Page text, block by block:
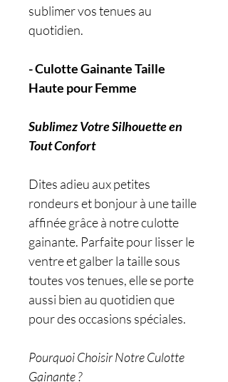
sublimer vos tenues au
quotidien.
- Culotte Gainante Taille
Haute pour Femme
Sublimez Votre Silhouette en
Tout Confort
Dites adieu aux petites
rondeurs et bonjour à une taille
affinée grâce à notre culotte
gainante. Parfaite pour lisser le
ventre et galber la taille sous
toutes vos tenues, elle se porte
aussi bien au quotidien que
pour des occasions spéciales.
Pourquoi Choisir Notre Culotte
Gainante ?